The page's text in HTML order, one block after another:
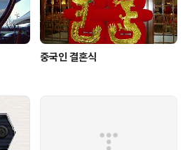
중국인 결혼식